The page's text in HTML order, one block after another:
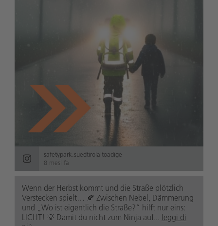
safetypark.suedtirolaltoadige
8 mesi fa
Wenn der Herbst kommt und die Straße plötzlich
Verstecken spielt… 🍂 Zwischen Nebel, Dämmerung
und „Wo ist eigentlich die Straße?“ hilft nur eins:
LICHT! 💡 Damit du nicht zum Ninja auf... leggi di